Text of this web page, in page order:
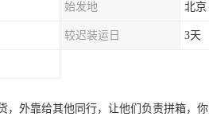
始发地 北京
较迟装运日 3天
外靠给其他同行，让他们负责拼箱，